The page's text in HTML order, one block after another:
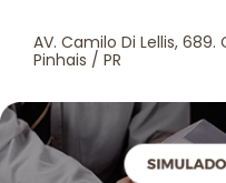
AV. Camilo Di Lellis,
Pinhais / PR